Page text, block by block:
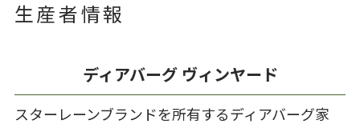
生産者情報
ディアバーグ ヴィンヤード
スターレーンブランドを所有するディアバーグ家